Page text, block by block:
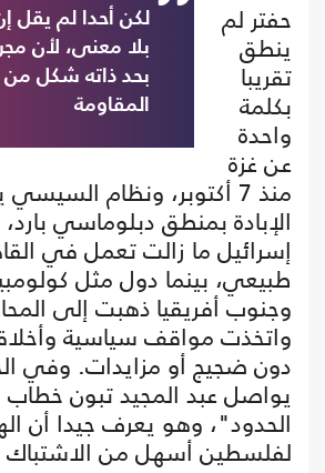
لكن أحدا لم يقل
بلا معنى، لأن
بحد ذاته شكل من
المقاومة
حفتر لم
ينطق
تقريبا
بكلمة
واحدة
عن غزة
منذ 7 أكتوبر، ونظام
الإبادة بمنطق دبلوماسي
إسرائيل ما زالت تعمل في
طبيعي، بينما دول مثل
وجنوب أفريقيا ذهبت إلى
واتخذت مواقف سياسية
دون ضجيج أو مزايدات. وفي
يواصل عبد المجيد تبون خطاب
الحدود"، وهو يعرف جيدا أن
لفلسطين أسهل من الاشتباك